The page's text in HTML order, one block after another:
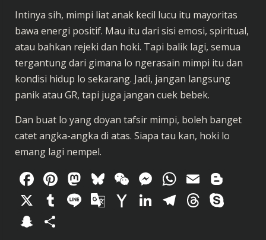
Intinya sih, mimpi liat anak kecil lucu itu mayoritas
bawa energi positif. Mau itu dari sisi emosi, spiritual,
atau bahkan rejeki dan hoki. Tapi balik lagi, semua
tergantung dari gimana lo ngerasain mimpi itu dan
kondisi hidup lo sekarang. Jadi, jangan langsung
panik atau GR, tapi juga jangan cuek bebek.
Dan buat lo yang doyan tafsir mimpi, boleh banget
catet angka-angka di atas. Siapa tau kan, hoki lo
emang lagi nempel.
Facebook
Pinterest
Mastodon
Bluesky
WeChat
Messenger
Email
X
Tumblr
LineGoogle
YahooLinkedIn
Telegram
Snapchat